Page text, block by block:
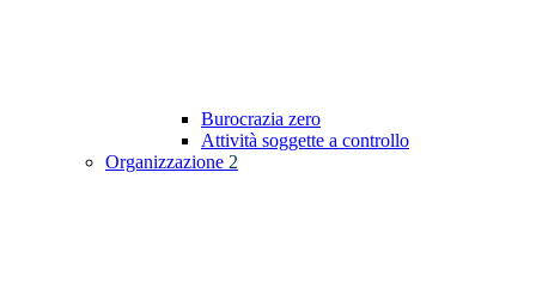
Burocrazia zero
Attività soggette a controllo
Organizzazione 2